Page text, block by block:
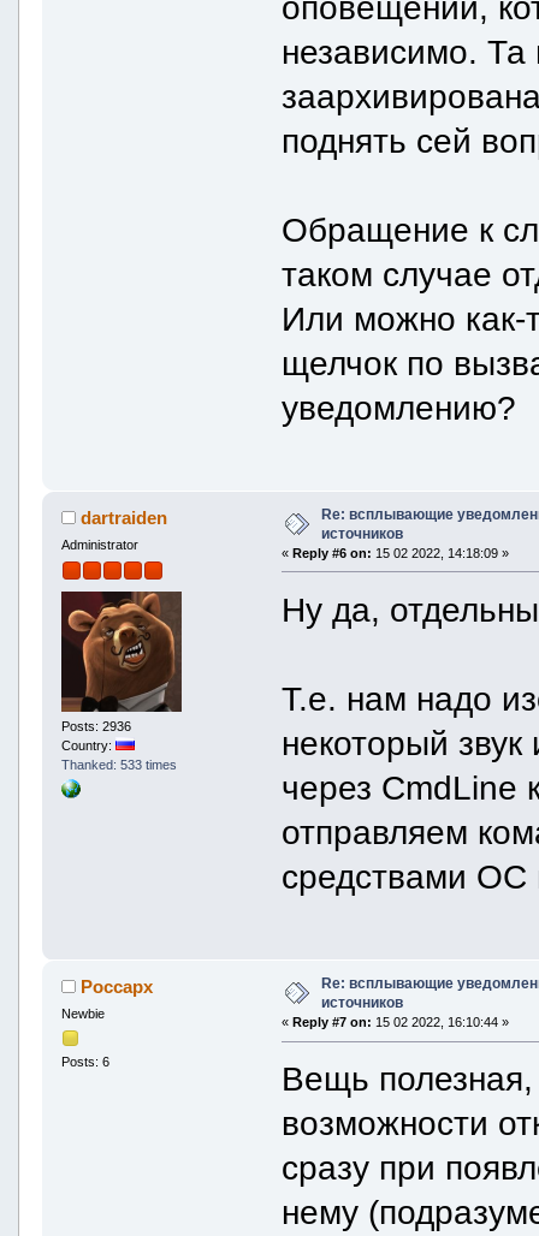
независимо.
поднять сей
Обращение к
таком случае
Или можно как-
щелчок по
уведомлению?
dartraiden
Administrator
Posts: 2936
Country:
Thanked: 533 times
Re: всплывающие
источников
«Reply #6 on: 15 02 2022, 14:18:09 »
Ну да,
Т.е. нам надо
некоторый
через CmdLine
отправляем
средствами ОС
Россарх
Newbie
Posts: 6
Re: всплывающие
источников
«Reply #7 on: 15 02 2022, 16:10:44 »
Вещь
возможности
сразу при
нему